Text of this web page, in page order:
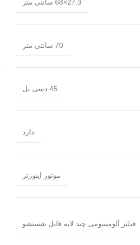
27.3×68 سانتی متر
70 سانتی متر
45 دسی بل
دارد
موتور اینورتر
فیلتر آلومینیومی چند لایه قابل شستشو